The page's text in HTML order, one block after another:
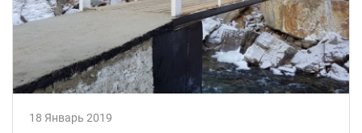
18 Январь 2019